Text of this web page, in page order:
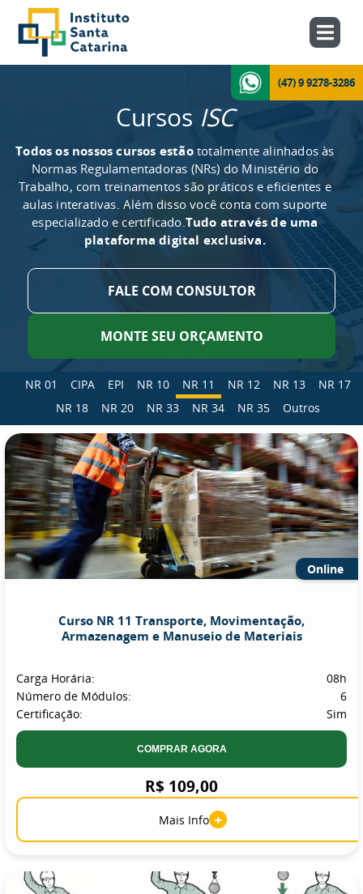
(47) 9 9278-3286
Cursos ISC
Todos os nossos cursos estãototalmente alinhados às
Normas Regulamentadoras (NRs) do Ministério do
Trabalho, com treinamentos são práticos e eficientes e
aulas interativas. Além disso você conta com suporte
especializado e certificado.Tudo através de uma
plataforma digital exclusiva.
FALE COM CONSULTOR
MONTE SEU ORÇAMENTO
NR 01 CIPA EPI NR 10 NR 11 NR 12 NR 13
NR 17
NR 18
NR 20 NR 33 NR 34 NR 35 Outros
Online
Curso NR 11 Transporte, Movimentação,
Armazenagem e Manuseio de Materiais
Carga Horária:
08h
Número de Módulos:
6
Certificação:
Sim
COMPRAR AGORA
R$ 109,00
Mais Info +